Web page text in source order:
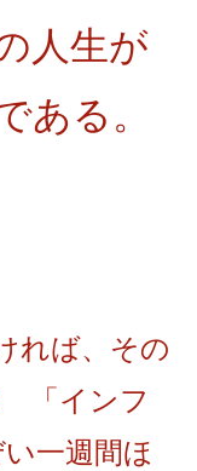
人生が
ある。
れば、その
「インフ
一週間ほ